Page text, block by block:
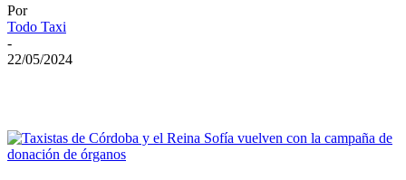
Por
Todo Taxi
-
22/05/2024